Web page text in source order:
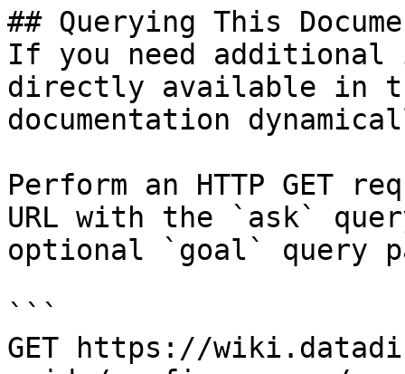
## Querying This
If you need
directly available in
documentation
Perform an HTTP GET
URL with the `ask`
optional `goal` query
```
GET https://